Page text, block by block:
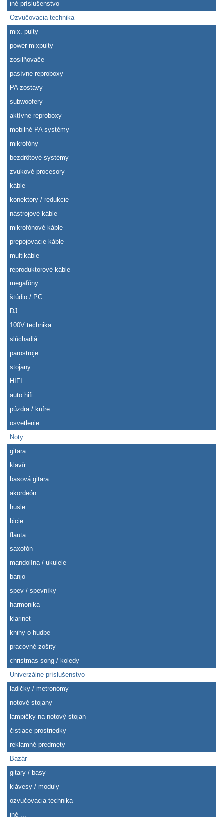
iné príslušenstvo
Ozvučovacia technika
mix. pulty
power mixpulty
zosilňovače
pasívne reproboxy
PA zostavy
subwoofery
aktívne reproboxy
mobilné PA systémy
mikrofóny
bezdrôtové systémy
zvukové procesory
káble
konektory / redukcie
nástrojové káble
mikrofónové káble
prepojovacie káble
multikáble
reproduktorové káble
megafóny
štúdio / PC
DJ
100V technika
slúchadlá
parostroje
stojany
HIFI
auto hifi
púzdra / kufre
osvetlenie
Noty
gitara
klavír
basová gitara
akordeón
husle
bicie
flauta
saxofón
mandolína / ukulele
banjo
spev / spevníky
harmonika
klarinet
knihy o hudbe
pracovné zošity
christmas song / koledy
Univerzálne príslušenstvo
ladičky / metronómy
notové stojany
lampičky na notový stojan
čistiace prostriedky
reklamné predmety
Bazár
gitary / basy
klávesy / moduly
ozvučovacia technika
iné ...